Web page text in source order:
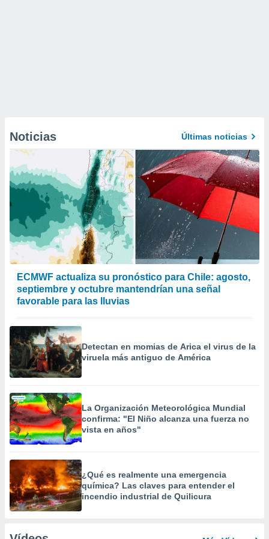
Noticias Últimas noticias
ECMWF actualiza su pronóstico para Chile: agosto,
septiembre y octubre mantendrían una señal
favorable para las lluvias
Detectan en momias de Arica el virus de la
viruela más antiguo de América
La Organización Meteorológica Mundial
confirma: "El Niño alcanza una fuerza no
vista en años"
¿Qué es realmente una emergencia
química? Las claves para entender el
incendio industrial de Quilicura